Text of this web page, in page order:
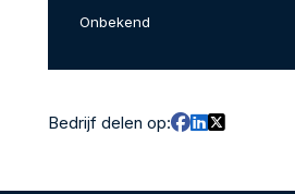
Onbekend
Bedrijf delen op: